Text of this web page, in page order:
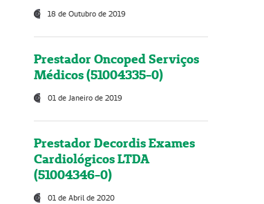
18 de Outubro de 2019
Prestador Oncoped Serviços
Médicos (51004335-0)
01 de Janeiro de 2019
Prestador Decordis Exames
Cardiológicos LTDA
(51004346-0)
01 de Abril de 2020